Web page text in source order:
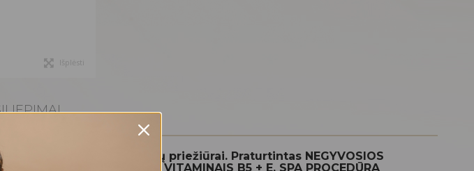
Išplėsti
skirtas rankų ir nagų priežiūrai. Praturtintas NEGYVOSIOS
vaistiniais aliejais ir VITAMINAIS B5 + E. SPA PROCEDŪRA